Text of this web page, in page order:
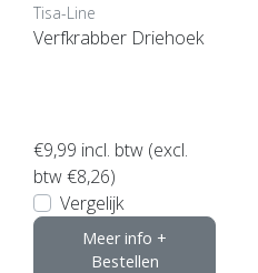
Tisa-Line
Verfkrabber Driehoek
€9,99 incl. btw (excl.
btw €8,26)
Vergelijk
Meer info +
Bestellen